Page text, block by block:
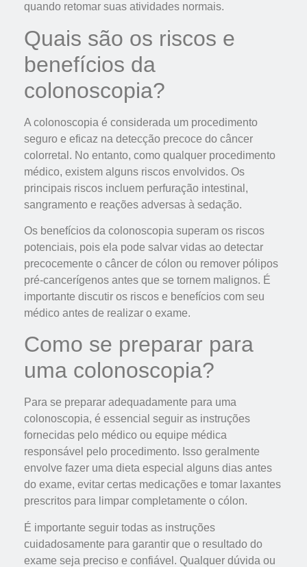
quando retomar suas atividades normais.
Quais são os riscos e
benefícios da
colonoscopia?
A colonoscopia é considerada um procedimento
seguro e eficaz na detecção precoce do câncer
colorretal. No entanto, como qualquer procedimento
médico, existem alguns riscos envolvidos. Os
principais riscos incluem perfuração intestinal,
sangramento e reações adversas à sedação.
Os benefícios da colonoscopia superam os riscos
potenciais, pois ela pode salvar vidas ao detectar
precocemente o câncer de cólon ou remover pólipos
pré-cancerígenos antes que se tornem malignos. É
importante discutir os riscos e benefícios com seu
médico antes de realizar o exame.
Como se preparar para
uma colonoscopia?
Para se preparar adequadamente para uma
colonoscopia, é essencial seguir as instruções
fornecidas pelo médico ou equipe médica
responsável pelo procedimento. Isso geralmente
envolve fazer uma dieta especial alguns dias antes
do exame, evitar certas medicações e tomar laxantes
prescritos para limpar completamente o cólon.
É importante seguir todas as instruções
cuidadosamente para garantir que o resultado do
exame seja preciso e confiável. Qualquer dúvida ou